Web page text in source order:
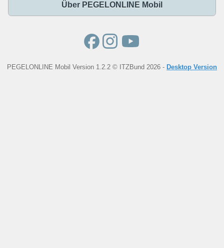
Über PEGELONLINE Mobil
PEGELONLINE Mobil Version 1.2.2 © ITZBund 2026 - Desktop Version